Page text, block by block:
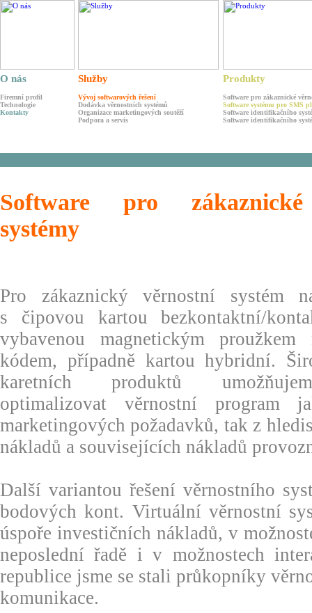
O nás
Firemní profil
Technologie
Kontakty
Služby
Vývoj softwarových řešení
Dodávka věrnostních systémů
Organizace marketingových soutěží
Podpora a servis
Produkty
Software pro zákaznické
Software systému pro SMS
Software identifikačního
Software identifikačního
Software pro
systémy
Pro zákaznický věrnostní systém
s čipovou kartou bezkontaktní/
vybavenou magnetickým proužkem
kódem, případně kartou hybridní.
karetních produktů
optimalizovat věrnostní program
marketingových požadavků, tak z
nákladů a souvisejících nákladů
Další variantou řešení věrnostního
bodových kont. Virtuální věrnostní
úspoře investičních nákladů, v
neposlední řadě i v možnostech
republice jsme se stali průkopníky
komunikace.